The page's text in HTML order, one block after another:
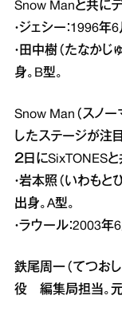
Snow Manと共にデ
・ジェシー：1996年
・田中樹（たなかじ
身。B型。
Snow Man（スノー
したステージが注
２日にSixTONESと
・岩本照（いわもと
出身。A型。
・ラウール：2003
鉄尾周一（てつお
役 編集局担当。